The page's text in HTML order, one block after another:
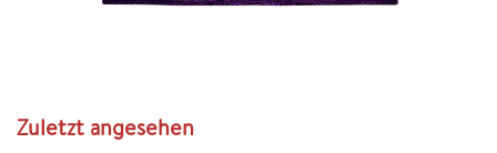
Zuletzt angesehen